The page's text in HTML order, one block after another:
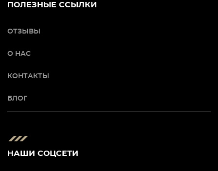
ПОЛЕЗНЫЕ ССЫЛКИ
ОТЗЫВЫ
О НАС
КОНТАКТЫ
БЛОГ
НАШИ СОЦСЕТИ